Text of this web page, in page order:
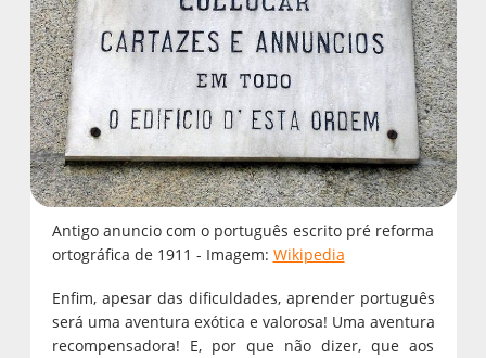
Antigo anuncio com o português escrito pré reforma
ortográfica de 1911 - Imagem: Wikipedia
Enfim, apesar das dificuldades, aprender português
será uma aventura exótica e valorosa! Uma aventura
recompensadora! E, por que não dizer, que aos